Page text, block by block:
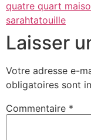
quatre quart
sarahtatouille
Laisser
Votre adresse e-
obligatoires sont
Commentaire *